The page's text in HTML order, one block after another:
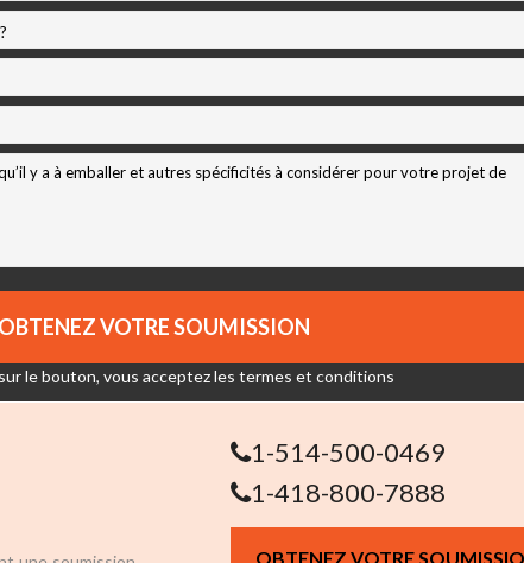
le bouton, vous acceptez les termes et conditions
1-514-500-0469
1-418-800-7888
OBTENEZ VOTRE